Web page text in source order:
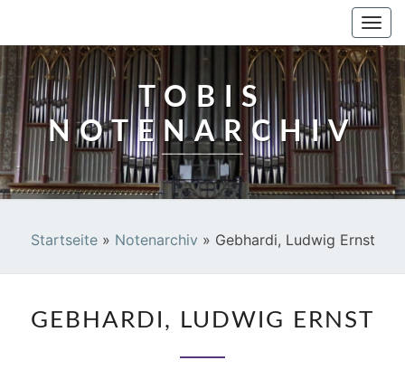
TOBIS
NOTENARCHIV
Startseite» Notenarchiv » Gebhardi, Ludwig Ernst
LUDWIG
GEBHARDI, LUDWIG ERNST